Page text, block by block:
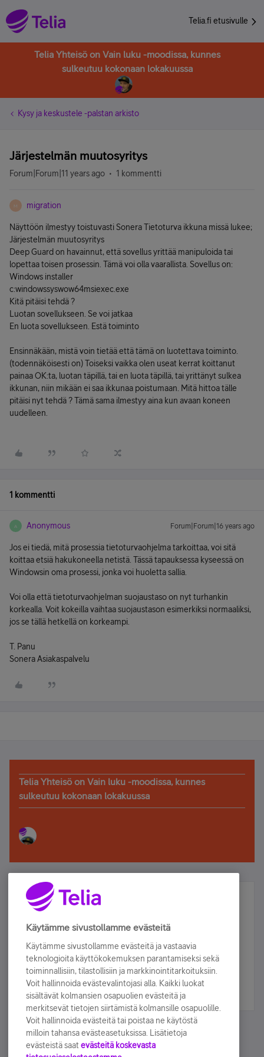
Telia.fi etusivulle
Telia Yhteisö on Vain luku -moodissa, kunnes
sulkeutuu kokonaan lokakuussa
Kysy ja keskustele -palstan arkisto
Järjestelmän muutosyritys
Forum|Forum|11 years ago 1 kommentti
M migration
Näyttöön ilmestyy toistuvasti Sonera Tietoturva ikkuna missä lukee;
Järjestelmän muutosyritys
Deep Guard on havainnut, että sovellus yrittää manipuloida tai
lopettaa toisen prosessin. Tämä voi olla vaarallista. Sovellus on:
Windows installer
c:windowssyswow64msiexec.exe
Kitä pitäisi tehdä ?
Luotan sovellukseen. Se voi jatkaa
En luota sovellukseen. Estä toiminto
Ensinnäkään, mistä voin tietää että tämä on luotettava toiminto.
(todennäköisesti on) Toiseksi vaikka olen useat kerrat koittanut
painaa OK:ta, luotan täpillä, tai en luota täpillä, tai yrittänyt sulkea
ikkunan, niin mikään ei saa ikkunaa poistumaan. Mitä hittoa tälle
pitäisi nyt tehdä ? Tämä sama ilmestyy aina kun avaan koneen
uudelleen.
1 kommentti
A Anonymous Forum|Forum|16 years ago
Jos ei tiedä, mitä prosessia tietoturvaohjelma tarkoittaa, voi sitä
koittaa etsiä hakukoneella netistä. Tässä tapauksessa kyseessä on
Windowsin oma prosessi, jonka voi huoletta sallia.
Voi olla että tietoturvaohjelman suojaustaso on nyt turhankin
korkealla. Voit kokeilla vaihtaa suojaustason esimerkiksi normaaliksi,
jos se tällä hetkellä on korkeampi.
T. Panu
Sonera Asiakaspalvelu
Telia Yhteisö on Vain luku -moodissa, kunnes
sulkeutuu kokonaan lokakuussa
Älä jää paitsi – osallistu ja voita!
Tilaa Telian uutiskirje ja olet mukana arvonnassa.
sähköpostiisi.
Tilaa nyt
Käytämme sivustollamme evästeitä
Käytämme sivustollamme evästeitä ja vastaavia
teknologioita käyttökokemuksen parantamiseksi sekä
toiminnallisiin, tilastollisiin ja markkinointitarkoituksiin.
Voit hallinnoida evästevalintojasi alla. Kaikki luokat
sisältävät kolmansien osapuolien evästeitä ja
merkitsevät tietojen siirtämistä kolmansille osapuolille.
Voit hallinnoida evästeitä tai poistaa ne käytöstä
milloin tahansa evästeasetuksissa. Lisätietoja
evästeistä saat evästeitä koskevasta